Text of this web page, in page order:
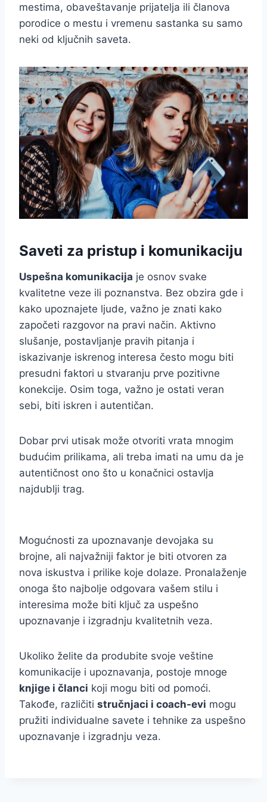
mestima, obaveštavanje prijatelja ili članova
porodice o mestu i vremenu sastanka su samo
neki od ključnih saveta.
Saveti za pristup i komunikaciju
Uspešna komunikacija je osnov svake
kvalitetne veze ili poznanstva. Bez obzira gde i
kako upoznajete ljude, važno je znati kako
započeti razgovor na pravi način. Aktivno
slušanje, postavljanje pravih pitanja i
iskazivanje iskrenog interesa često mogu biti
presudni faktori u stvaranju prve pozitivne
konekcije. Osim toga, važno je ostati veran
sebi, biti iskren i autentičan.
Dobar prvi utisak može otvoriti vrata mnogim
budućim prilikama, ali treba imati na umu da je
autentičnost ono što u konačnici ostavlja
najdublji trag.
Mogućnosti za upoznavanje devojaka su
brojne, ali najvažniji faktor je biti otvoren za
nova iskustva i prilike koje dolaze. Pronalaženje
onoga što najbolje odgovara vašem stilu i
interesima može biti ključ za uspešno
upoznavanje i izgradnju kvalitetnih veza.
Ukoliko želite da produbite svoje veštine
komunikacije i upoznavanja, postoje mnoge
knjige i članci koji mogu biti od pomoći.
Takođe, različiti stručnjaci i coach-evi mogu
pružiti individualne savete i tehnike za uspešno
upoznavanje i izgradnju veza.